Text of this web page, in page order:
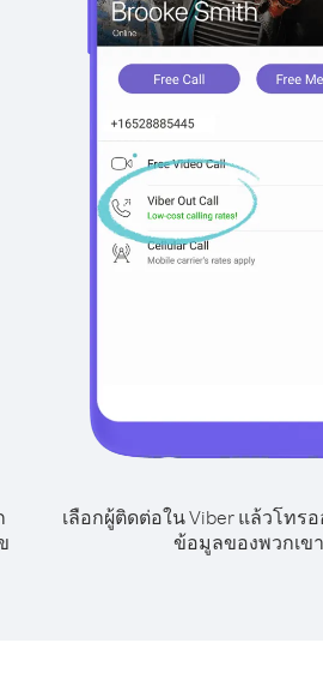
เลือกผู้ติดต่อใน Viber แล้วโทร
ข้อมูลของพวกเขา